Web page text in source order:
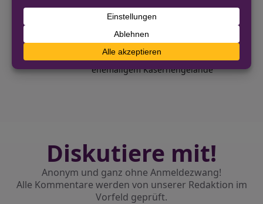
VORHERIGER BEITRAG
Verkehrsunfallflucht in Spenge – Bauwagen
NÄCHSTER BEITRAG
Feuerwehreinsatz in Krefeld: Brand auf
ehemaligem Kasernengelände
Diskutiere mit!
Anonym und ganz ohne Anmeldezwang!
Alle Kommentare werden von unserer Redaktion im
Vorfeld geprüft.